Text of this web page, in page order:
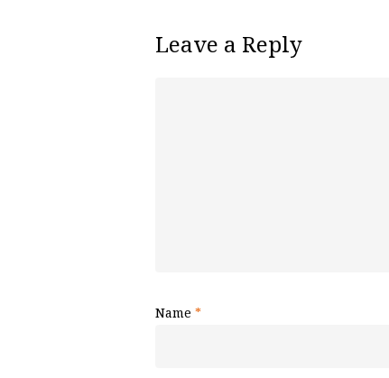
Leave a Reply
Name *